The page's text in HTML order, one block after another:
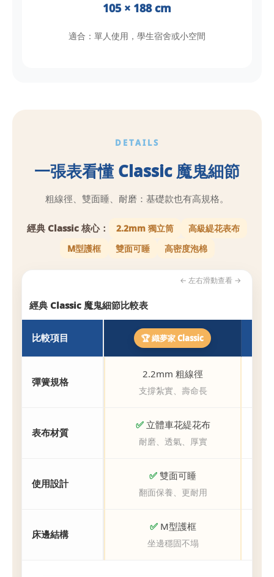
105 × 188 cm
適合：單人使用，學生宿舍或小空間
DETAILS
一張表看懂 Classic 魔鬼細節
粗線徑、雙面睡、耐磨：基礎款也有高規格。
經典 Classic 核心： 2.2mm 獨立筒
高級緹花表布
M型護框
雙面可睡 高密度泡棉
← 左右滑動查看 →
經典 Classic 魔鬼細節比較表
比較項目 🏆 織夢家 Classic
彈簧規格
2.2mm 粗線徑
支撐紮實、壽命長
表布材質
✅立體車花緹花布
耐磨、透氣、厚實
使用設計
✅ 雙面可睡
翻面保養、更耐用
床邊結構
✅M型護框
坐邊穩固不塌